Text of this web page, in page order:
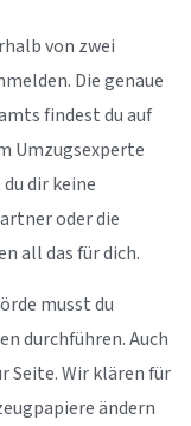
von zwei
Die genaue
findest du auf
Umzugsexperte
dir keine
oder die
all das für dich.
musst du
durchführen. Auch
Seite. Wir klären für
ändern